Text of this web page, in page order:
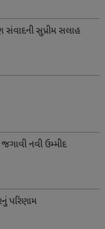
સંવાદની સુપ્રીમ સલાહ
નવી ઉમ્મીદ
પરિણામ